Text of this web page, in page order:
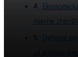
mierne
Daňové